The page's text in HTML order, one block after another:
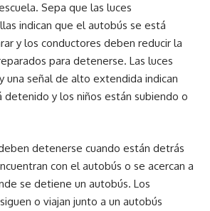
Sepa que las luces
indican que el autobús se está
y los conductores deben reducir la
para detenerse. Las luces
una señal de alto extendida indican
y los niños están subiendo o
detenerse cuando están detrás
con el autobús o se acercan a
se detiene un autobús. Los
o viajan junto a un autobús